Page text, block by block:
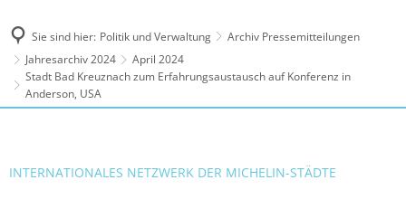
Sie sind hier: Politik und Verwaltung
Archiv Pressemitteilungen
Jahresarchiv 2024
April 2024
Stadt Bad Kreuznach zum Erfahrungsaustausch auf Konferenz in
Anderson, USA
INTERNATIONALES NETZWERK DER MICHELIN-STÄDTE